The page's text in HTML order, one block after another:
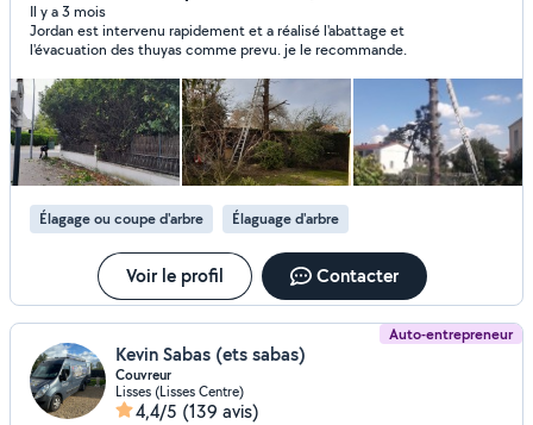
Il y a 3 mois
Jordan est intervenu rapidement et a réalisé l'abattage et
l'évacuation des thuyas comme prevu. je le recommande.
Élagage ou coupe d'arbre Élaguage d'arbre
Voir le profil Contacter
Auto-entrepreneur
Kevin Sabas (ets sabas)
Couvreur
Lisses (Lisses Centre)
4,4/5 (139 avis)